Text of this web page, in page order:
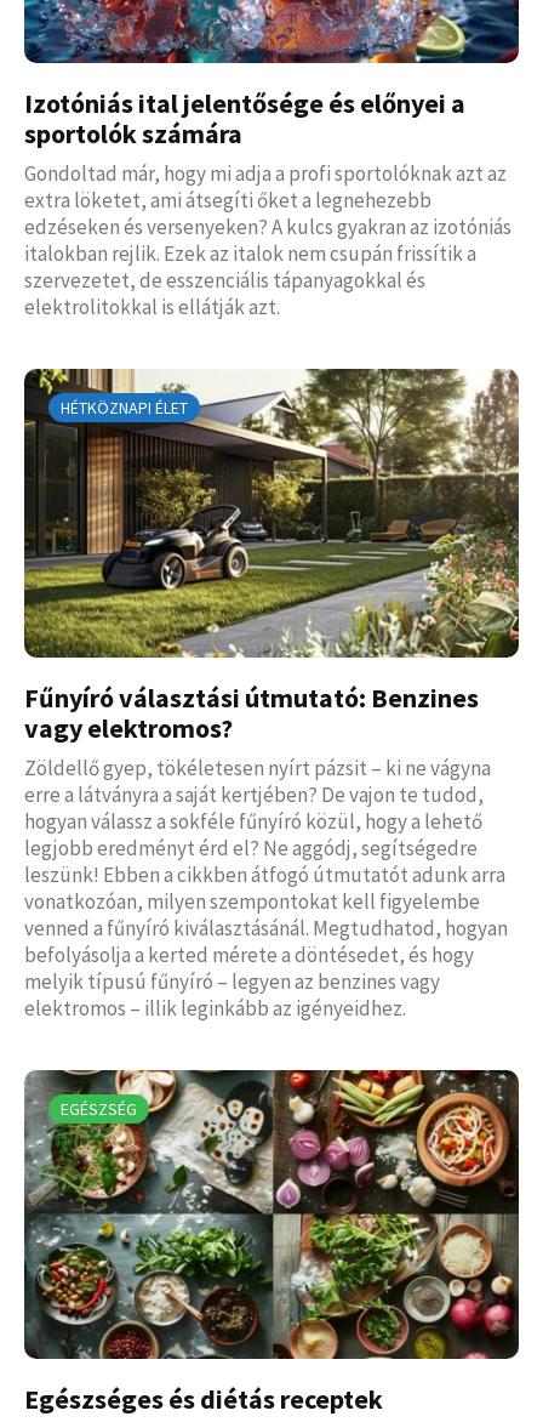
Izotóniás ital jelentősége és előnyei a
sportolók számára
Gondoltad már, hogy mi adja a profi sportolóknak azt az
extra löketet, ami átsegíti őket a legnehezebb
edzéseken és versenyeken? A kulcs gyakran az izotóniás
italokban rejlik. Ezek az italok nem csupán frissítik a
szervezetet, de esszenciális tápanyagokkal és
elektrolitokkal is ellátják azt.
HÉTKÖZNAPI ÉLET
Fűnyíró választási útmutató: Benzines
vagy elektromos?
Zöldellő gyep, tökéletesen nyírt pázsit – ki ne vágyna
erre a látványra a saját kertjében? De vajon te tudod,
hogyan válassz a sokféle fűnyíró közül, hogy a lehető
legjobb eredményt érd el? Ne aggódj, segítségedre
leszünk! Ebben a cikkben átfogó útmutatót adunk arra
vonatkozóan, milyen szempontokat kell figyelembe
venned a fűnyíró kiválasztásánál. Megtudhatod, hogyan
befolyásolja a kerted mérete a döntésedet, és hogy
melyik típusú fűnyíró – legyen az benzines vagy
elektromos – illik leginkább az igényeidhez.
EGÉSZSÉG
Egészséges és diétás receptek